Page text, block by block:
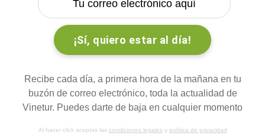
Recibe cada día, a primera hora de la mañana en tu
buzón de correo electrónico, toda la actualidad de
Vinetur. Puedes darte de baja en cualquier momento
Al hacer click aceptas las condiciones legalesy política de privacidad